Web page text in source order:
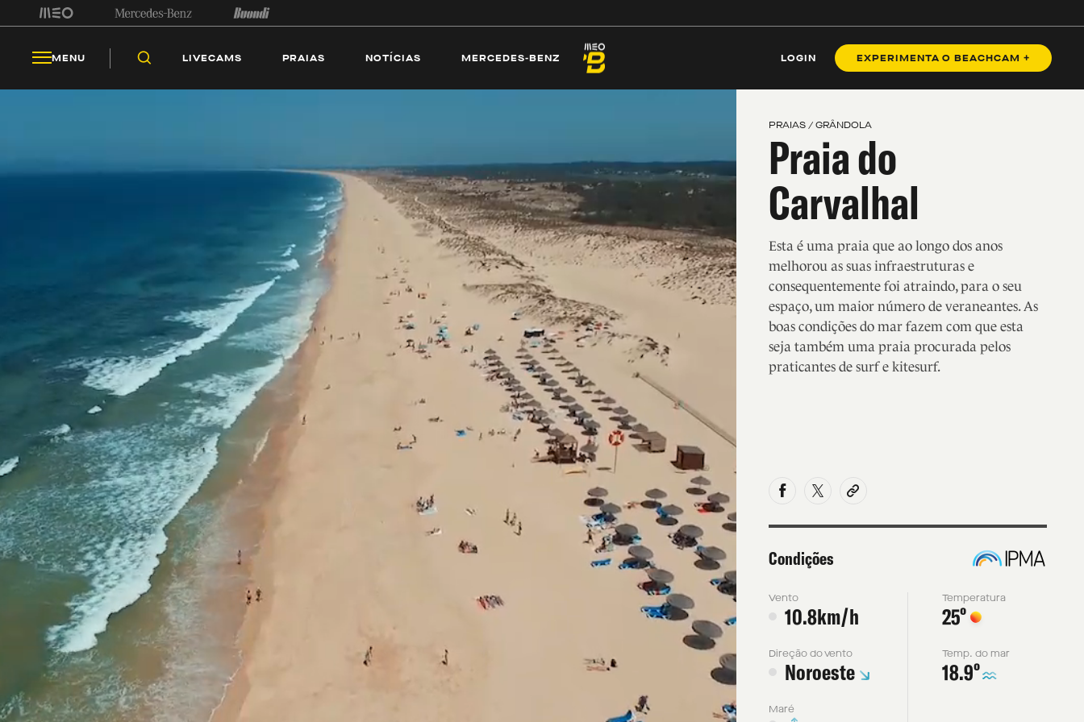
MENU LIVECAMS PRAIAS NOTÍCIAS MERCEDES-BENZ LOGIN EXPERIMENTA O BEACHCAM +
LIVECAMS PRAIAS NOTÍCIAS MERCEDES-BENZ
PRAIAS / GRÂNDOLA
Praia do
Carvalhal
Esta é uma praia que ao longo dos anos
melhorou as suas infraestruturas e
consequentemente foi atraindo, para o seu
espaço, um maior número de veraneantes. As
boas condições do mar fazem com que esta
seja também uma praia procurada pelos
praticantes de surf e kitesurf.
Condições
Vento
10.8km/h
Direção do vento
Noroeste
Maré
Temperatura
25º
Temp. do mar
18.9º